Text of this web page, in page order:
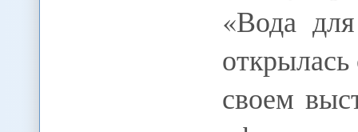
«Вода
своем